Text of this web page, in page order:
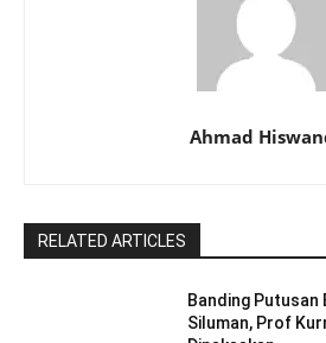
Ahmad
RELATED ARTICLES
Banding Putusan
Siluman, Prof